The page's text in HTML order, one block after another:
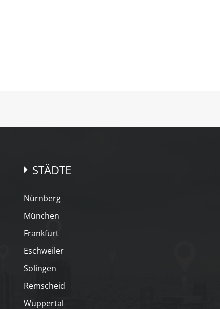
STÄDTE
Nürnberg
München
Frankfurt
Eschweiler
Solingen
Remscheid
Wuppertal